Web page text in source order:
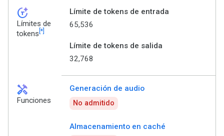
token_auto
Límites de
tokens [*]
Límite de tokens de entrada
65,536
Límite de tokens de salida
32,768
handyman
Funciones
Generación de audio
No admitido
Almacenamiento en caché